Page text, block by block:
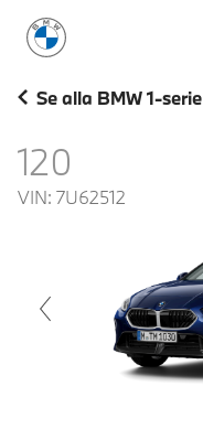
BMW Sverige
Se alla BMW 1-serie
120
VIN: 7U62512